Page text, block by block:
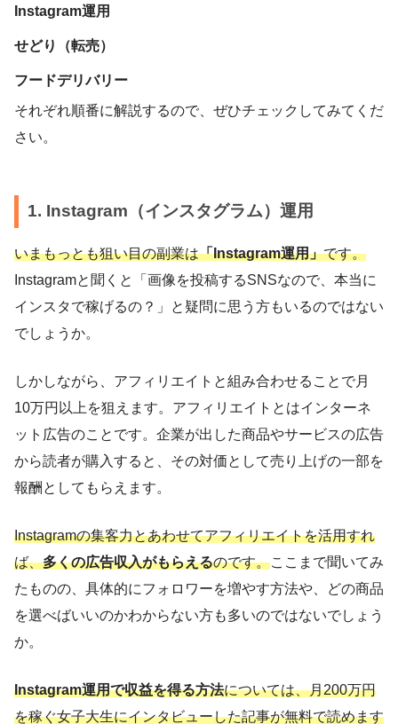
Instagram運用
せどり（転売）
フードデリバリー
それぞれ順番に解説するので、ぜひチェックしてみてくだ
さい。
1. Instagram（インスタグラム）運用
いまもっとも狙い目の副業は「Instagram運用」です。
Instagramと聞くと「画像を投稿するSNSなので、本当に
インスタで稼げるの？」と疑問に思う方もいるのではない
でしょうか。
しかしながら、アフィリエイトと組み合わせることで月
10万円以上を狙えます。アフィリエイトとはインターネ
ット広告のことです。企業が出した商品やサービスの広告
から読者が購入すると、その対価として売り上げの一部を
報酬としてもらえます。
Instagramの集客力とあわせてアフィリエイトを活用すれ
ば、多くの広告収入がもらえるのです。ここまで聞いてみ
たものの、具体的にフォロワーを増やす方法や、どの商品
を選べばいいのかわからない方も多いのではないでしょう
か。
Instagram運用で収益を得る方法については、月200万円
を稼ぐ女子大生にインタビューした記事が無料で読めます